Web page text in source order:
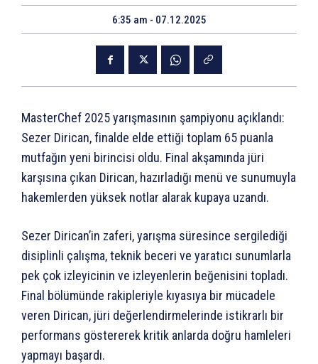
6:35 am - 07.12.2025
MasterChef 2025 yarışmasının şampiyonu açıklandı:
Sezer Dirican, finalde elde ettiği toplam 65 puanla
mutfağın yeni birincisi oldu. Final akşamında jüri
karşısına çıkan Dirican, hazırladığı menü ve sunumuyla
hakemlerden yüksek notlar alarak kupaya uzandı.
Sezer Dirican’in zaferi, yarışma süresince sergilediği
disiplinli çalışma, teknik beceri ve yaratıcı sunumlarla
pek çok izleyicinin ve izleyenlerin beğenisini topladı.
Final bölümünde rakipleriyle kıyasıya bir mücadele
veren Dirican, jüri değerlendirmelerinde istikrarlı bir
performans göstererek kritik anlarda doğru hamleleri
yapmayı başardı.